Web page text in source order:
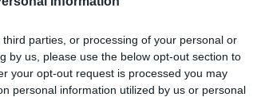
parties, or processing of your personal or
by us, please use the below opt-out section to
your opt-out request is processed you may
personal information utilized by us or personal